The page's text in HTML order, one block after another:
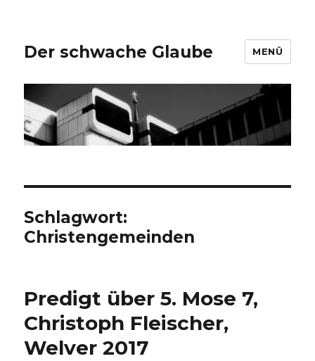
Der schwache Glaube MENÜ
Schlagwort:
Christengemeinden
Predigt über 5. Mose 7,
Christoph Fleischer,
Welver 2017